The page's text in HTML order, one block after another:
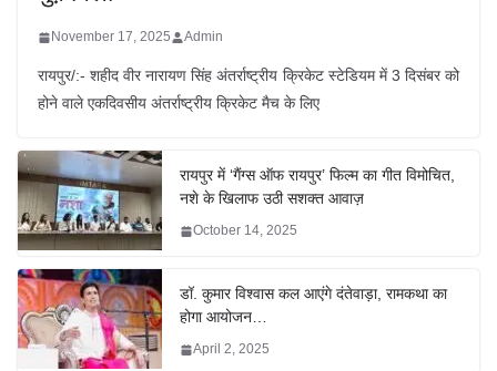
November 17, 2025 Admin
रायपुर/:- शहीद वीर नारायण सिंह अंतर्राष्ट्रीय क्रिकेट स्टेडियम में 3 दिसंबर को
होने वाले एकदिवसीय अंतर्राष्ट्रीय क्रिकेट मैच के लिए
रायपुर में ‘गैंग्स ऑफ रायपुर’ फिल्म का गीत विमोचित,
नशे के खिलाफ उठी सशक्त आवाज़
October 14, 2025
डॉ. कुमार विश्वास कल आएंगे दंतेवाड़ा, रामकथा का
होगा आयोजन…
April 2, 2025